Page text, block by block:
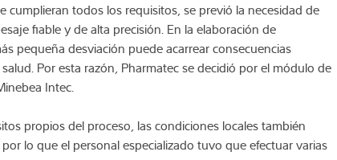
cumplieran todos los requisitos, se previó la necesidad de
fiable y de alta precisión. En la elaboración de
pequeña desviación puede acarrear consecuencias
Por esta razón, Pharmatec se decidió por el módulo de
Intec.
propios del proceso, las condiciones locales también
lo que el personal especializado tuvo que efectuar varias